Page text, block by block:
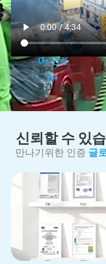
업계에서
0+ 연령
월간 생산
0+
신뢰할 수 있
만나기위한 인증 글